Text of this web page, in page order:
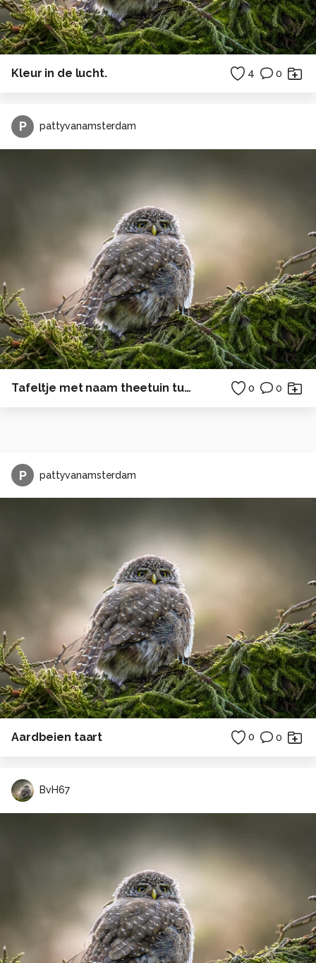
Kleur in de lucht. 4 0
P pattyvanamsterdam
Tafeltje met naam theetuin tuin 0 0
P pattyvanamsterdam
Aardbeien taart 0 0
BvH67